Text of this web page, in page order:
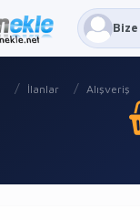
İlanlar Alışveriş